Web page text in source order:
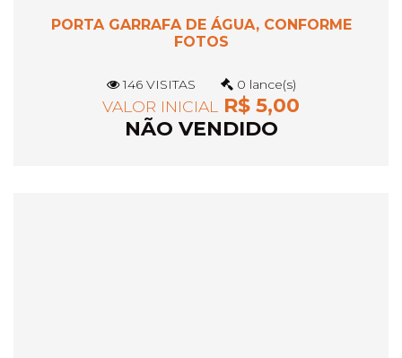
PORTA GARRAFA DE ÁGUA, CONFORME
FOTOS
146 VISITAS 0 lance(s)
VALOR INICIAL
R$ 5,00
NÃO VENDIDO